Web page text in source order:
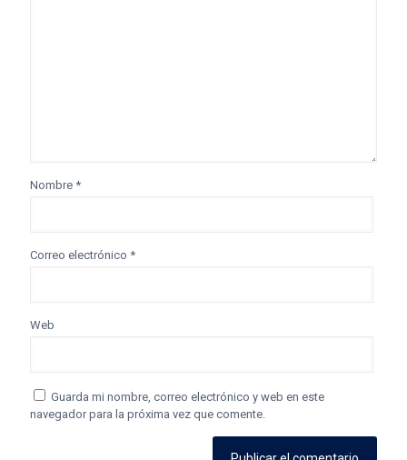
Nombre *
Correo electrónico *
Web
Guarda mi nombre, correo electrónico y web en este
navegador para la próxima vez que comente.